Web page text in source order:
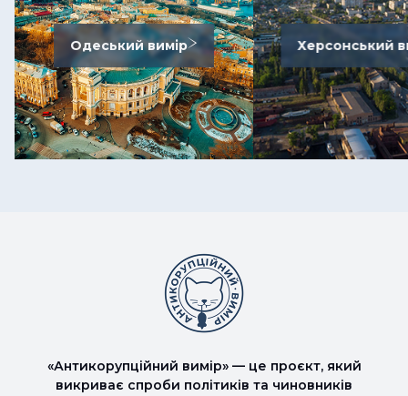
Одеський вимір Херсонський
«Антикорупційний вимір» — це проєкт, який
викриває спроби політиків та чиновників